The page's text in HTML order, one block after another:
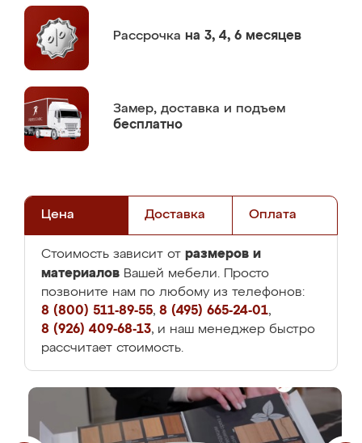
Рассрочка на 3, 4, 6 месяцев
Замер, доставка и подъем
бесплатно
Цена Доставка Оплата
Стоимость зависит от размеров и
материалов Вашей мебели. Просто
позвоните нам по любому из телефонов:
8 (800) 511-89-55, 8 (495) 665-24-01,
8 (926) 409-68-13, и наш менеджер быстро
рассчитает стоимость.